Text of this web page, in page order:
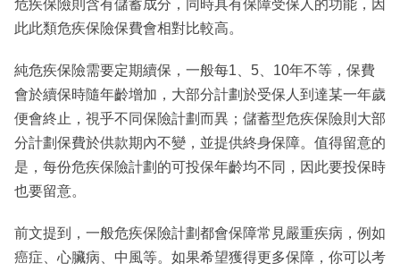
危疾保險則含有儲蓄成分，同時具有保障受保人的功能，因
此此類危疾保險保費會相對比較高。
純危疾保險需要定期續保，一般每1、5、10年不等，保費
會於續保時隨年齡增加，大部分計劃於受保人到達某一年歲
便會終止，視乎不同保險計劃而異；儲蓄型危疾保險則大部
分計劃保費於供款期內不變，並提供終身保障。值得留意的
是，每份危疾保險計劃的可投保年齡均不同，因此要投保時
也要留意。
前文提到，一般危疾保險計劃都會保障常見嚴重疾病，例如
癌症、心臟病、中風等。如果希望獲得更多保障，你可以考